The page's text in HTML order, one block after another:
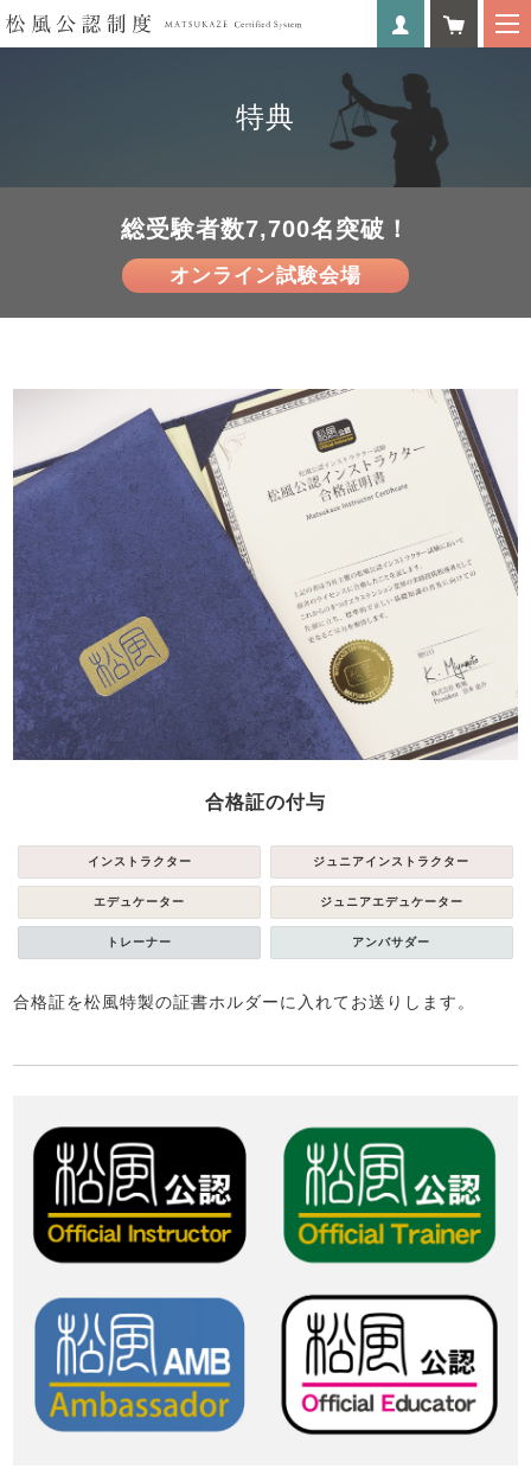
特典
総受験者数7,700名突破！
オンライン試験会場
合格証の付与
インストラクター ジュニアインストラクター
エデュケーター ジュニアエデュケーター
トレーナー アンバサダー
合格証を松風特製の証書ホルダーに入れてお送りします。